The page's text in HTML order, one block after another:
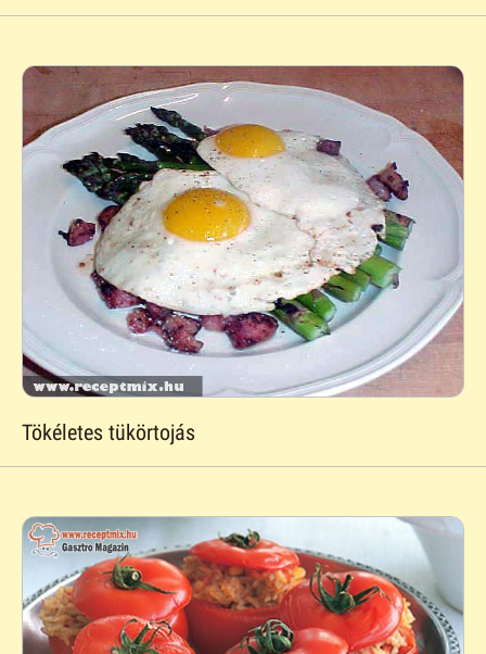
Tökéletes tükörtojás